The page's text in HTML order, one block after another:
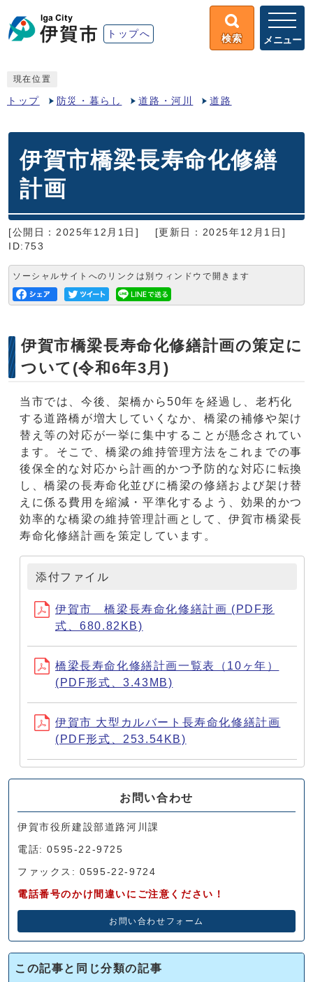
トップへ 検索 メニュー
現在位置
トップ 防災・暮らし 道路・河川 道路
伊賀市橋梁長寿命化修繕
計画
[公開日：2025年12月1日]
[更新日：2025年12月1日]
ID:753
ソーシャルサイトへのリンクは別ウィンドウで開きます
伊賀市橋梁長寿命化修繕計画の策定に
ついて(令和6年3月)
当市では、今後、架橋から50年を経過し、老朽化
する道路橋が増大していくなか、橋梁の補修や架け
替え等の対応が一挙に集中することが懸念されてい
ます。そこで、橋梁の維持管理方法をこれまでの事
後保全的な対応から計画的かつ予防的な対応に転換
し、橋梁の長寿命化並びに橋梁の修繕および架け替
えに係る費用を縮減・平準化するよう、効果的かつ
効率的な橋梁の維持管理計画として、伊賀市橋梁長
寿命化修繕計画を策定しています。
添付ファイル
伊賀市 橋梁長寿命化修繕計画 (PDF形
式、680.82KB)
橋梁長寿命化修繕計画一覧表（10ヶ年）
(PDF形式、3.43MB)
伊賀市 大型カルバート長寿命化修繕計画
(PDF形式、253.54KB)
お問い合わせ
伊賀市役所建設部道路河川課
電話: 0595-22-9725
ファックス: 0595-22-9724
電話番号のかけ間違いにご注意ください！
お問い合わせフォーム
この記事と同じ分類の記事